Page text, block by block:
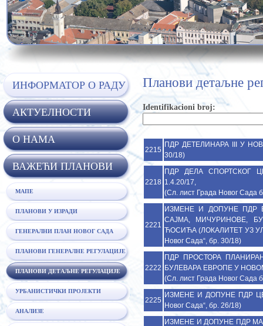
Планови детаљне
Identifikacioni broj:
2215
ПДР ДЕТЕЛИНАРА III У
30/18)
2218
ПДР ДЕЛА СПОРТСКОГ
1.4.20/17,
(Сл. лист Града Новог Сада
2221
ИЗМЕНЕ И ДОПУНЕ ПДР
САЈМА, МИЧУРИНОВЕ,
ЋОСИЋА (ЛОКАЛИТЕТ УЗ
Новог Сада“, бр. 30/18)
2222
ПДР ПРОСТОРА
БУЛЕВАРА ЕВРОПЕ У
(Сл. лист Града Новог Сада
2225
ИЗМЕНЕ И ДОПУНЕ ПДР
Новог Сада“, бр. 26/18)
ИЗМЕНЕ И ДОПУНЕ ПДР
ИНФОРМАТОР О РАДУ
АКТУЕЛНОСТИ
O НАМА
ВАЖЕЋИ ПЛАНОВИ
МАПЕ
ПЛАНОВИ У ИЗРАДИ
ГЕНЕРАЛНИ ПЛАН НОВОГ САДА
ПЛАНОВИ ГЕНЕРАЛНЕ РЕГУЛАЦИЈЕ
ПЛАНОВИ ДЕТАЉНЕ РЕГУЛАЦИЈЕ
УРБАНИСТИЧКИ ПРОЈЕКТИ
АНАЛИЗЕ